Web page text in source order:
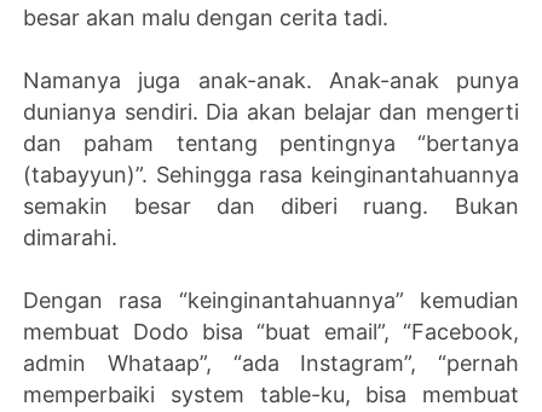
besar akan malu dengan cerita tadi.
Namanya juga anak-anak. Anak-anak punya
dunianya sendiri. Dia akan belajar dan mengerti
dan paham tentang pentingnya “bertanya
(tabayyun)”. Sehingga rasa keinginantahuannya
semakin besar dan diberi ruang. Bukan
dimarahi.
Dengan rasa “keinginantahuannya” kemudian
membuat Dodo bisa “buat email”, “Facebook,
admin Whataap”, “ada Instagram”, “pernah
memperbaiki system table-ku, bisa membuat